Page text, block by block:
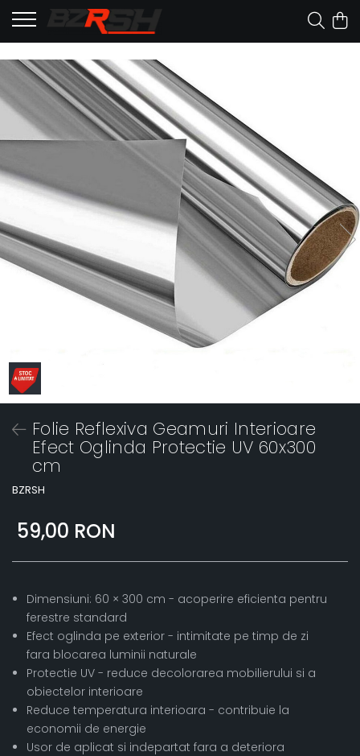
Folie Reflexiva Geamuri Interioare
Efect Oglinda Protectie UV 60x300
cm
BZRSH
59,00 RON
Dimensiuni: 60 × 300 cm - acoperire eficienta pentru
ferestre standard
Efect oglinda pe exterior - intimitate pe timp de zi
fara blocarea luminii naturale
Protectie UV - reduce decolorarea mobilierului si a
obiectelor interioare
Reduce temperatura interioara - contribuie la
economii de energie
Usor de aplicat si indepartat fara a deteriora